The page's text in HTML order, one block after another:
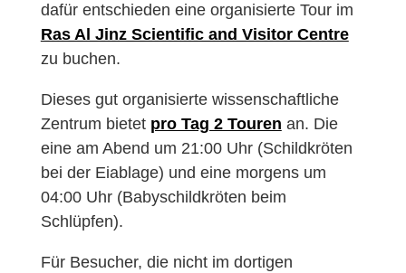
dafür entschieden eine organisierte Tour im
Ras Al Jinz Scientific and Visitor Centre
zu buchen.
Dieses gut organisierte wissenschaftliche
Zentrum bietet pro Tag 2 Touren an. Die
eine am Abend um 21:00 Uhr (Schildkröten
bei der Eiablage) und eine morgens um
04:00 Uhr (Babyschildkröten beim
Schlüpfen).
Für Besucher, die nicht im dortigen